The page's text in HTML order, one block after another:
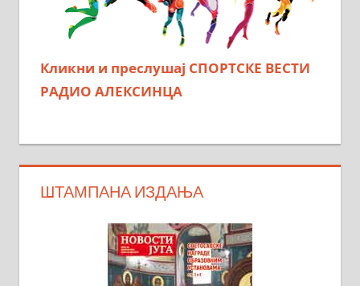
Кликни и преслушај СПОРТСКЕ ВЕСТИ
РАДИО АЛЕКСИНЦА
ШТАМПАНА ИЗДАЊА